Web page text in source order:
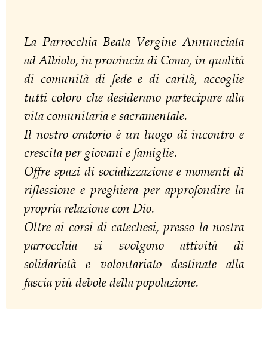
La Parrocchia Beata Vergine Annunciata
ad Albiolo, in provincia di Como, in qualità
di comunità di fede e di carità, accoglie
tutti coloro che desiderano partecipare alla
vita comunitaria e sacramentale.
Il nostro oratorio è un luogo di incontro e
crescita per giovani e famiglie.
Offre spazi di socializzazione e momenti di
riflessione e preghiera per approfondire la
propria relazione con Dio.
Oltre ai corsi di catechesi, presso la nostra
parrocchia si svolgono attività di
solidarietà e volontariato destinate alla
fascia più debole della popolazione.